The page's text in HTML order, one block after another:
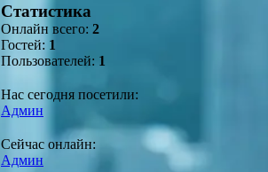
Статистика
Онлайн всего: 2
Гостей: 1
Пользователей: 1
Нас сегодня посетили:
Админ
Сейчас онлайн:
Админ